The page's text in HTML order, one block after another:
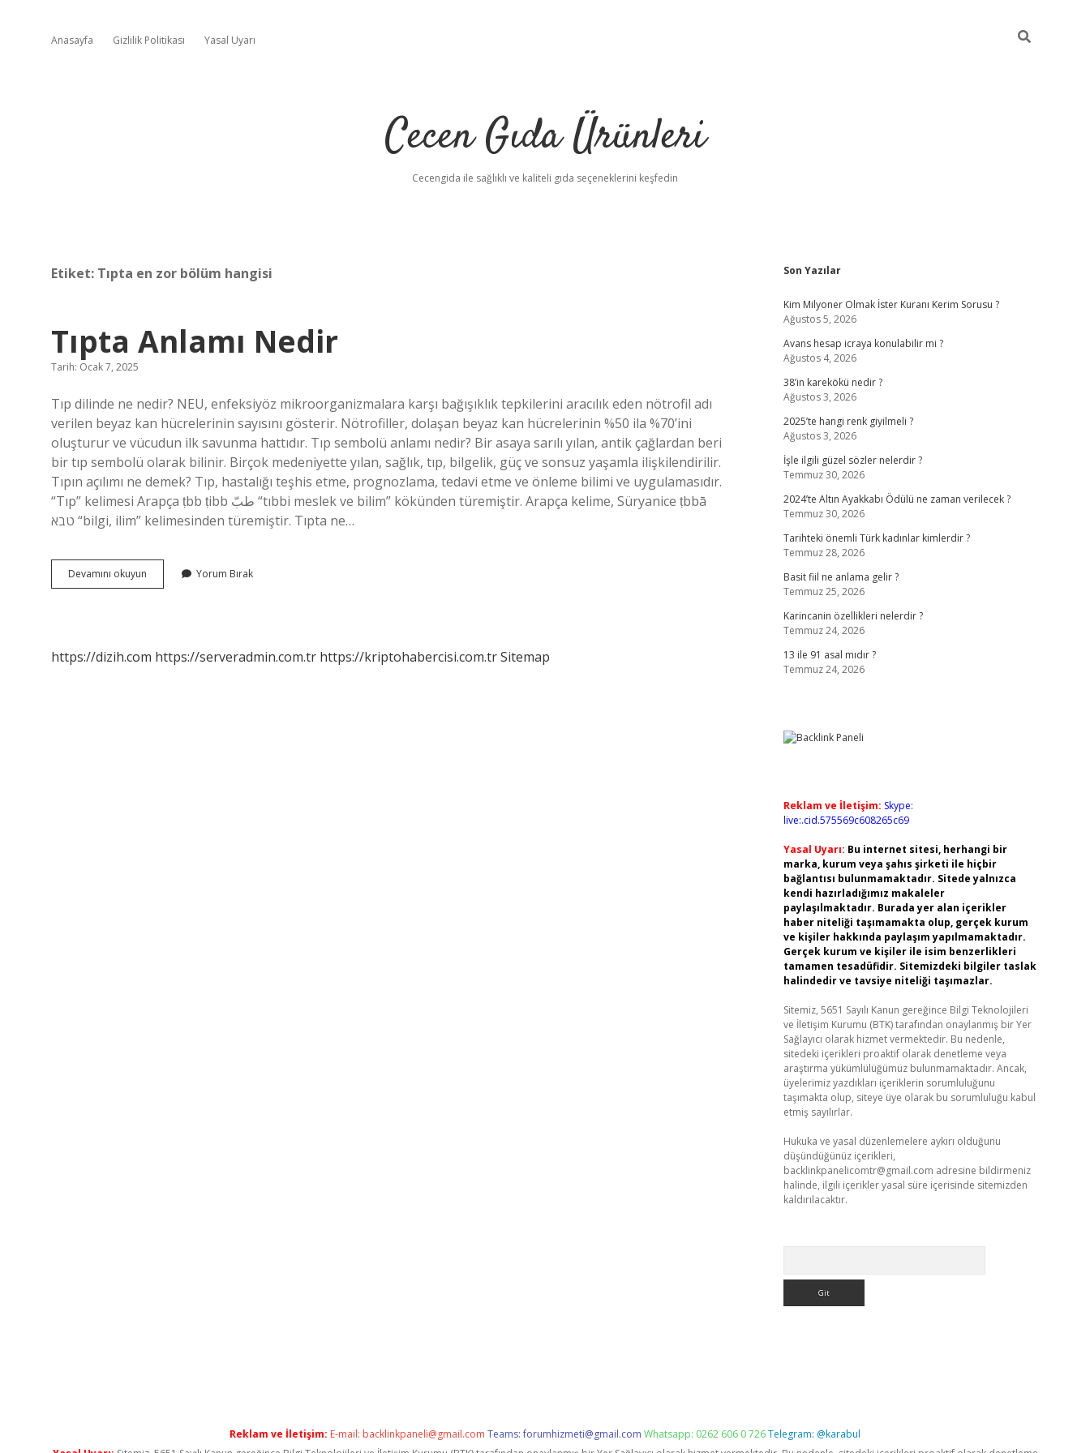
Anasayfa Gizlilik Politikası Yasal Uyarı
Cecen Gıda Ürünleri
Cecengida ile sağlıklı ve kaliteli gıda seçeneklerini keşfedin
Etiket: Tıpta en zor bölüm hangisi
Tıpta Anlamı Nedir
Tarih: Ocak 7, 2025
Tıp dilinde ne nedir? NEU, enfeksiyöz mikroorganizmalara karşı bağışıklık tepkilerini aracılık eden nötrofil adı
verilen beyaz kan hücrelerinin sayısını gösterir. Nötrofiller, dolaşan beyaz kan hücrelerinin %50 ila %70’ini
oluşturur ve vücudun ilk savunma hattıdır. Tıp sembolü anlamı nedir? Bir asaya sarılı yılan, antik çağlardan beri
bir tıp sembolü olarak bilinir. Birçok medeniyette yılan, sağlık, tıp, bilgelik, güç ve sonsuz yaşamla ilişkilendirilir.
Tıpın açılımı ne demek? Tıp, hastalığı teşhis etme, prognozlama, tedavi etme ve önleme bilimi ve uygulamasıdır.
“Tıp” kelimesi Arapça ṭbb ṭibb طبّ “tıbbi meslek ve bilim” kökünden türemiştir. Arapça kelime, Süryanice ṭbbā
טבא “bilgi, ilim” kelimesinden türemiştir. Tıpta ne…
Devamını okuyun
Anlamı
Yorum Bırak
https://dizih.com https://serveradmin.com.tr https://kriptohabercisi.com.trSitemap
Sidebar
Son Yazılar
Kim Milyoner Olmak İster Kuranı Kerim Sorusu ?
Ağustos 5, 2026
Avans hesap icraya konulabilir mi ?
Ağustos 4, 2026
38’in karekökü nedir ?
Ağustos 3, 2026
2025’te hangi renk giyilmeli ?
Ağustos 3, 2026
İşle ilgili güzel sözler nelerdir ?
Temmuz 30, 2026
2024’te Altın Ayakkabı Ödülü ne zaman verilecek ?
Temmuz 30, 2026
Tarihteki önemli Türk kadınlar kimlerdir ?
Temmuz 28, 2026
Basit fiil ne anlama gelir ?
Temmuz 25, 2026
Karincanin özellikleri nelerdir ?
Temmuz 24, 2026
13 ile 91 asal mıdır ?
Temmuz 24, 2026
Reklam ve İletişim: Skype:
live:.cid.575569c608265c69
Yasal Uyarı: Bu internet sitesi, herhangi bir
marka, kurum veya şahıs şirketi ile hiçbir
bağlantısı bulunmamaktadır. Sitede yalnızca
kendi hazırladığımız makaleler
paylaşılmaktadır. Burada yer alan içerikler
haber niteliği taşımamakta olup, gerçek kurum
ve kişiler hakkında paylaşım yapılmamaktadır.
Gerçek kurum ve kişiler ile isim benzerlikleri
tamamen tesadüfidir. Sitemizdeki bilgiler taslak
halindedir ve tavsiye niteliği taşımazlar.
Sitemiz, 5651 Sayılı Kanun gereğince Bilgi Teknolojileri
ve İletişim Kurumu (BTK) tarafından onaylanmış bir Yer
Sağlayıcı olarak hizmet vermektedir. Bu nedenle,
sitedeki içerikleri proaktif olarak denetleme veya
araştırma yükümlülüğümüz bulunmamaktadır. Ancak,
üyelerimiz yazdıkları içeriklerin sorumluluğunu
taşımakta olup, siteye üye olarak bu sorumluluğu kabul
etmiş sayılırlar.
Hukuka ve yasal düzenlemelere aykırı olduğunu
düşündüğünüz içerikleri,
backlinkpanelicomtr@gmail.com adresine bildirmeniz
halinde, ilgili içerikler yasal süre içerisinde sitemizden
kaldırılacaktır.
Reklam ve İletişim: E-mail: backlinkpaneli@gmail.com Teams:forumhizmeti@gmail.com Whatsapp: 0262 606 0 726Telegram: @karabul